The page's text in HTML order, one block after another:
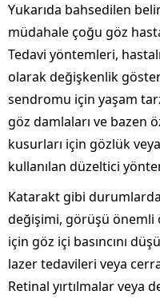
Yukarıda bahsedilen
müdahale çoğu göz
Tedavi yöntemleri,
olarak değişkenlik
sendromu için yaşam
göz damlaları ve bazen
kusurları için gözlük
kullanılan düzeltici
Katarakt gibi
değişimi, görüşü önemli
için göz içi basıncını
lazer tedavileri veya
Retinal yırtılmalar veya